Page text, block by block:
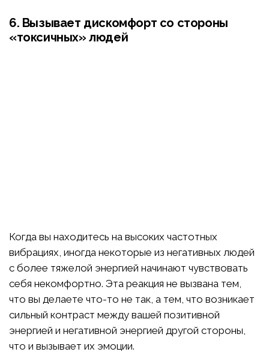
6. Вызывает дискомфорт со стороны
«токсичных» людей
Когда вы находитесь на высоких частотных
вибрациях, иногда некоторые из негативных людей
с более тяжелой энергией начинают чувствовать
себя некомфортно. Эта реакция не вызвана тем,
что вы делаете что-то не так, а тем, что возникает
сильный контраст между вашей позитивной
энергией и негативной энергией другой стороны,
что и вызывает их эмоции.